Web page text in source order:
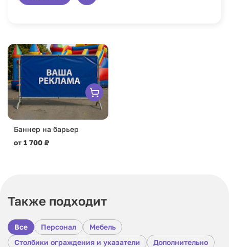
Баннер на барьер
от 1 700 ₽
Также подходит
Все Персонал
Мебель
Столбики ограждения и указатели
Дополнительно